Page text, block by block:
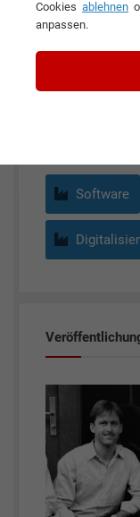
M&S
Software
Cookies ablehnen
anpassen.